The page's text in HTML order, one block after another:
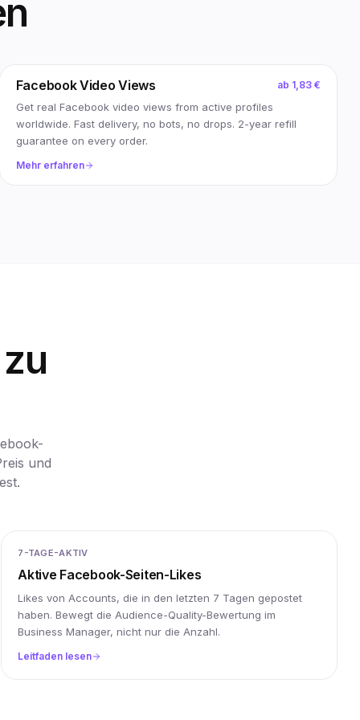
Facebook Video Views ab 1,83 €
Get real Facebook video views from active profiles
worldwide. Fast delivery, no bots, no drops. 2-year refill
guarantee on every order.
Mehr erfahren
und
7-TAGE-AKTIV
Aktive Facebook-Seiten-Likes
Likes von Accounts, die in den letzten 7 Tagen gepostet
haben. Bewegt die Audience-Quality-Bewertung im
Business Manager, nicht nur die Anzahl.
Leitfaden lesen